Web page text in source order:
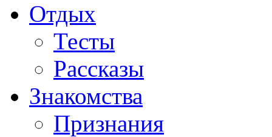
Отдых
Тесты
Рассказы
Знакомства
Признания